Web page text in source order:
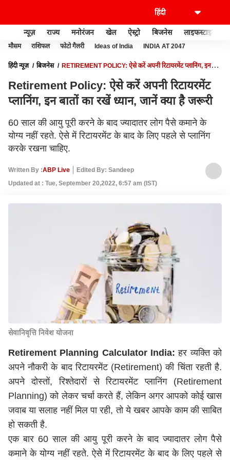
न्यूज़ राज्य मनोरंजन खेल ऐस्ट्रो बिजनेस लाइफस्टाइल
मौसम राशिफल फोटो गैलरी Ideas of India INDIA AT 2047
हिंदी न्यूज़ बिजनेस
RETIREMENT POLICY: ऐसे करें अपनी रिटायरमेंट प्लानिंग, इन
Retirement Policy: ऐसे करें अपनी रिटायरमेंट
प्लानिंग, इन बातों का रखें ध्यान, जानें क्या है जरूरी
60 साल की आयु पूरी करने के बाद ज्यादातर लोग पैसे कमाने के
योग्य नहीं रहते. ऐसे में रिटायरमेंट के बाद के लिए पहले से प्लानिंग
करके रखना चाहिए.
Written By :ABP Live
Edited By: Sandeep
Updated at : Tue, September 20,2022, 6:57 am (IST)
सेवानिवृत्ति निवेश योजना
Retirement Planning Calculator India: हर व्यक्ति को
अपने नौकरी के बाद रिटायरमेंट (Retirement) की चिंता रहती है.
अपने दोस्तों, रिश्तेदारों से रिटायरमेंट प्लानिंग (Retirement
Planning) को लेकर चर्चा करते हैं, लेकिन अगर आपको कोई खास
जवाब या सलाह नहीं मिल पा रही, तो ये खबर आपके काम की साबित
हो सकती है.
एक बार 60 साल की आयु पूरी करने के बाद ज्यादातर लोग पैसे
कमाने के योग्य नहीं रहते. ऐसे में रिटायरमेंट के बाद के लिए पहले से